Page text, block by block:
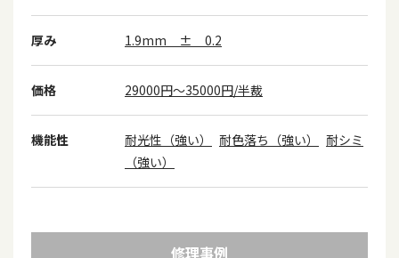
厚み 1.9mm ± 0.2
価格 29000円～35000円/半裁
機能性 耐光性（強い） 耐色落ち（強い）
耐シミ
（強い）
修理事例